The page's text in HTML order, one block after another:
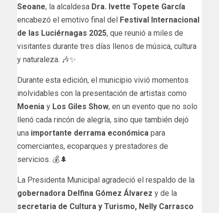
Seoane, la alcaldesa Dra. Ivette Topete García
encabezó el emotivo final del Festival Internacional
de las Luciérnagas 2025, que reunió a miles de
visitantes durante tres días llenos de música, cultura
y naturaleza. 🎶✨
Durante esta edición, el municipio vivió momentos
inolvidables con la presentación de artistas como
Moenia y Los Giles Show, en un evento que no solo
llenó cada rincón de alegría, sino que también dejó
una importante derrama económica para
comerciantes, ecoparques y prestadores de
servicios. 💰🌲
La Presidenta Municipal agradeció el respaldo de la
gobernadora Delfina Gómez Álvarez y de la
secretaria de Cultura y Turismo, Nelly Carrasco